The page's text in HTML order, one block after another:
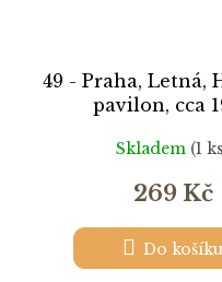
49 - Praha, Letná,
pavilon, cca
Skladem (1
269 Kč
Do košíku